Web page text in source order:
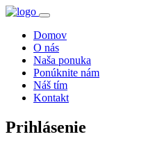
Domov
O nás
Naša ponuka
Ponúknite nám
Náš tím
Kontakt
Prihlásenie